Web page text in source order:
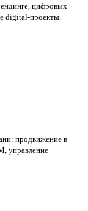
цифровых
digital‑проекты.
продвижение в
управление